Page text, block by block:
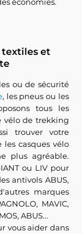
textiles et
ou de sécurité
, les pneus ou les
tous les
vélo de trekking
trouver votre
casques vélo
plus agréable.
ou LIV pour
antivols ABUS,
marques
MAVIC,
ABUS...
vous aider dans